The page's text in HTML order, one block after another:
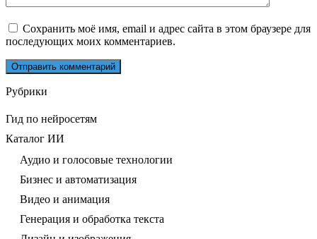
Сохранить моё имя, email и адрес сайта в этом браузере для
последующих моих комментариев.
Рубрики
Гид по нейросетям
Каталог ИИ
Аудио и голосовые технологии
Бизнес и автоматизация
Видео и анимация
Генерация и обработка текста